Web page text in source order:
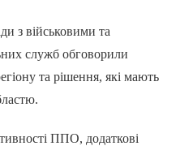
з військовими та
служб обговорили
та рішення, які мають
ППО, додаткові